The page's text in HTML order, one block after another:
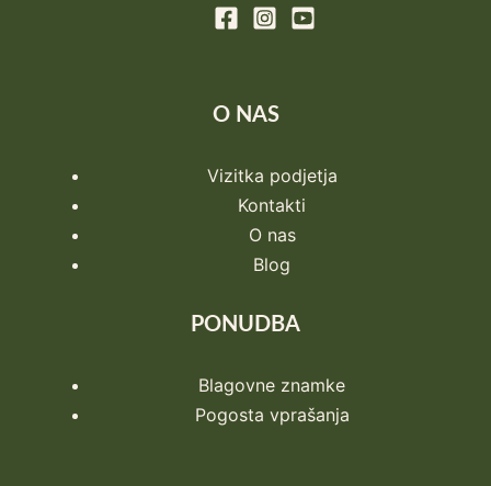
O NAS
Vizitka podjetja
Kontakti
O nas
Blog
PONUDBA
Blagovne znamke
Pogosta vprašanja